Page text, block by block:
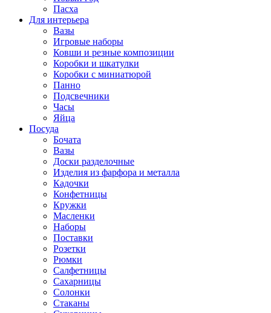
Пасха
Для интерьера
Вазы
Игровые наборы
Ковши и резные композиции
Коробки и шкатулки
Коробки с миниатюрой
Панно
Подсвечники
Часы
Яйца
Посуда
Бочата
Вазы
Доски разделочные
Изделия из фарфора и металла
Кадочки
Конфетницы
Кружки
Масленки
Наборы
Поставки
Розетки
Рюмки
Салфетницы
Сахарницы
Солонки
Стаканы